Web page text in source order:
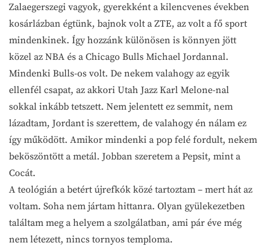
Zalaegerszegi vagyok, gyerekként a kilencvenes években
kosárlázban égtünk, bajnok volt a ZTE, az volt a fő sport
mindenkinek. Így hozzánk különösen is könnyen jött
közel az NBA és a Chicago Bulls Michael Jordannal.
Mindenki Bulls-os volt. De nekem valahogy az egyik
ellenfél csapat, az akkori Utah Jazz Karl Melone-nal
sokkal inkább tetszett. Nem jelentett ez semmit, nem
lázadtam, Jordant is szerettem, de valahogy én nálam ez
így működött. Amikor mindenki a pop felé fordult, nekem
beköszöntött a metál. Jobban szeretem a Pepsit, mint a
Cocát.
A teológián a betért újrefkók közé tartoztam – mert hát az
voltam. Soha nem jártam hittanra. Olyan gyülekezetben
találtam meg a helyem a szolgálatban, ami pár éve még
nem létezett, nincs tornyos temploma.